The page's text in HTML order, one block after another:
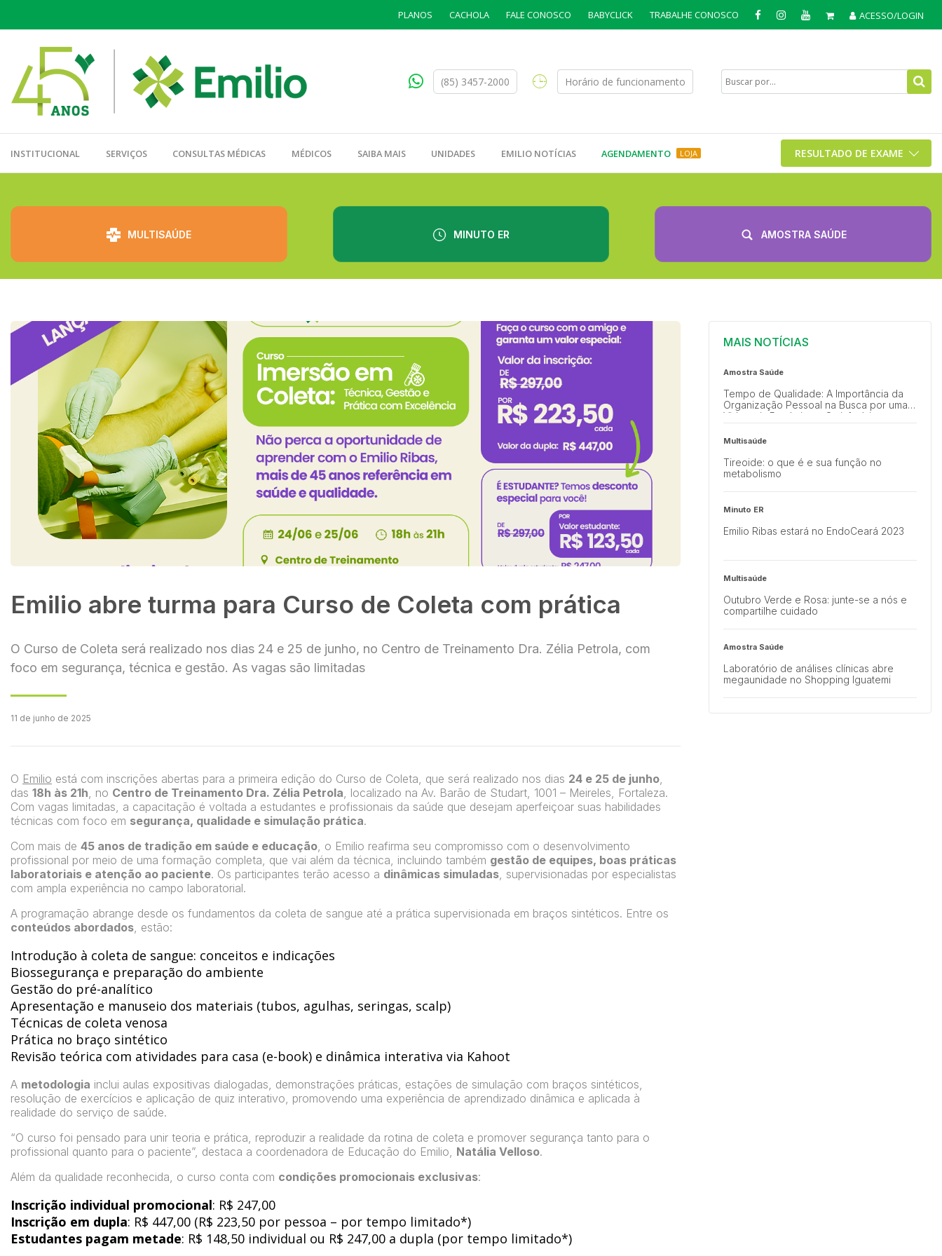
PLANOS CACHOLA FALE CONOSCO BABYCLICK TRABALHE CONOSCO ACESSO/LOGIN
(85) 3457-2000 Horário de funcionamento
INSTITUCIONAL SERVIÇOS CONSULTAS MÉDICAS MÉDICOS SAIBA MAIS UNIDADES EMILIO NOTÍCIAS LOJA
AGENDAMENTO RESULTADO DE EXAME
MULTISAÚDE MINUTO ER AMOSTRA SAÚDE
Emilio abre turma para Curso de Coleta com prática
O Curso de Coleta será realizado nos dias 24 e 25 de junho, no Centro de Treinamento Dra. Zélia Petrola, com
foco em segurança, técnica e gestão. As vagas são limitadas
11 de junho de 2025
O Emilio está com inscrições abertas para a primeira edição do Curso de Coleta, que será realizado nos dias 24 e 25 de junho,
das 18h às 21h, no Centro de Treinamento Dra. Zélia Petrola, localizado na Av. Barão de Studart, 1001 – Meireles, Fortaleza.
Com vagas limitadas, a capacitação é voltada a estudantes e profissionais da saúde que desejam aperfeiçoar suas habilidades
técnicas com foco em segurança, qualidade e simulação prática.
Com mais de 45 anos de tradição em saúde e educação, o Emilio reafirma seu compromisso com o desenvolvimento
profissional por meio de uma formação completa, que vai além da técnica, incluindo também gestão de equipes, boas práticas
laboratoriais e atenção ao paciente. Os participantes terão acesso a dinâmicas simuladas, supervisionadas por especialistas
com ampla experiência no campo laboratorial.
A programação abrange desde os fundamentos da coleta de sangue até a prática supervisionada em braços sintéticos. Entre os
conteúdos abordados, estão:
Introdução à coleta de sangue: conceitos e indicações
Biossegurança e preparação do ambiente
Gestão do pré-analítico
Apresentação e manuseio dos materiais (tubos, agulhas, seringas, scalp)
Técnicas de coleta venosa
Prática no braço sintético
Revisão teórica com atividades para casa (e-book) e dinâmica interativa via Kahoot
A metodologia inclui aulas expositivas dialogadas, demonstrações práticas, estações de simulação com braços sintéticos,
resolução de exercícios e aplicação de quiz interativo, promovendo uma experiência de aprendizado dinâmica e aplicada à
realidade do serviço de saúde.
“O curso foi pensado para unir teoria e prática, reproduzir a realidade da rotina de coleta e promover segurança tanto para o
profissional quanto para o paciente”, destaca a coordenadora de Educação do Emilio, Natália Velloso.
Além da qualidade reconhecida, o curso conta com condições promocionais exclusivas:
Inscrição individual promocional: R$ 247,00
Inscrição em dupla: R$ 447,00 (R$ 223,50 por pessoa – por tempo limitado*)
Estudantes pagam metade: R$ 148,50 individual ou R$ 247,00 a dupla (por tempo limitado*)
MAIS NOTÍCIAS
Amostra Saúde
Tempo de Qualidade: A Importância da
Organização Pessoal na Busca por uma
Vida mais Produtiva e Satisfatória
Multisaúde
Tireoide: o que é e sua função no
metabolismo
Minuto ER
Emilio Ribas estará no EndoCeará 2023
Multisaúde
Outubro Verde e Rosa: junte-se a nós e
compartilhe cuidado
Amostra Saúde
Laboratório de análises clínicas abre
megaunidade no Shopping Iguatemi